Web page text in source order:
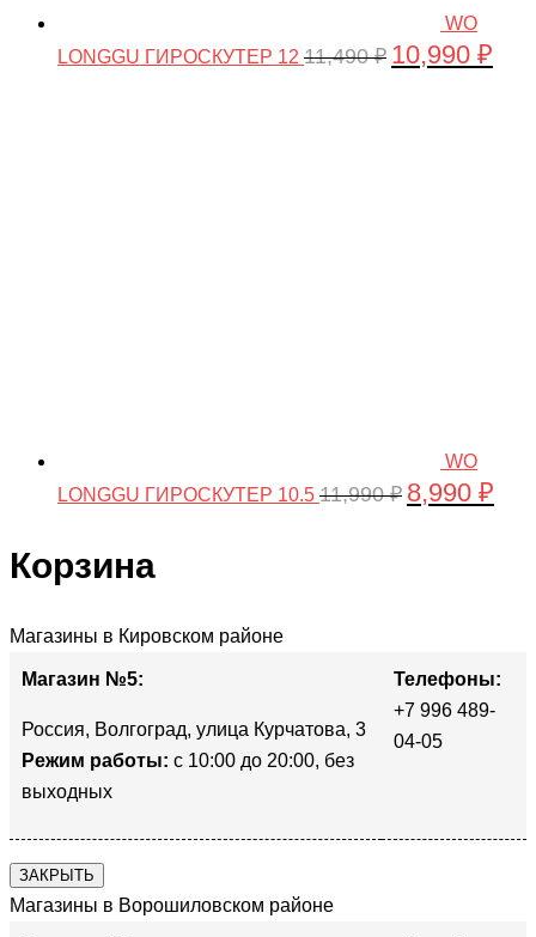
WO
LONGGU ГИРОСКУТЕР 12 11,490₽ 10,990 ₽
WO
LONGGU ГИРОСКУТЕР 10.5 11,990₽ 8,990 ₽
Корзина
Прокрутка
Магазины в Кировском районе
Магазин №5:
Россия, Волгоград, улица Курчатова, 3
Режим работы: с 10:00 до 20:00, без
выходных
Телефоны:
+7 996 489-
04-05
ЗАКРЫТЬ
Магазины в Ворошиловском районе